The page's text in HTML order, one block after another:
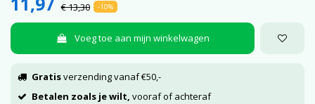
€ 13,30 -10%
Voeg toe aan mijn winkelwagen
Gratisverzending vanaf €50,-
Betalen zoals je wilt, vooraf of achteraf